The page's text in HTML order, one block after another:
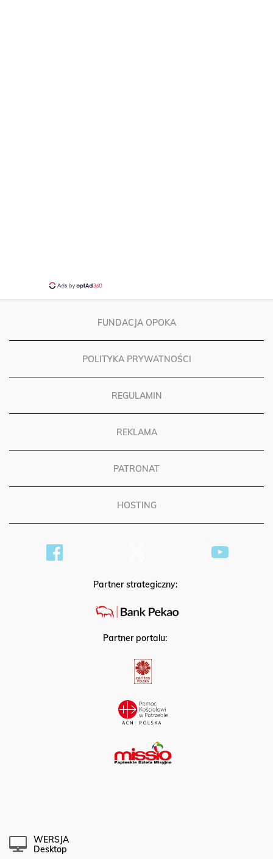
FUNDACJA OPOKA
POLITYKA PRYWATNOŚCI
REGULAMIN
REKLAMA
PATRONAT
HOSTING
Partner strategiczny:
Partner portalu:
WERSJA
Desktop